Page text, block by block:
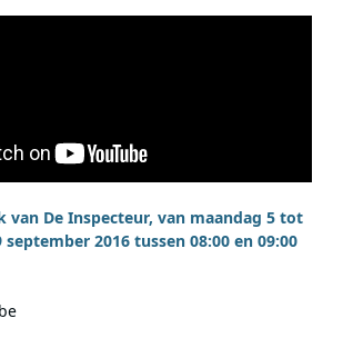
van De Inspecteur, van maandag 5 tot
2016 tussen 08:00 en 09:00